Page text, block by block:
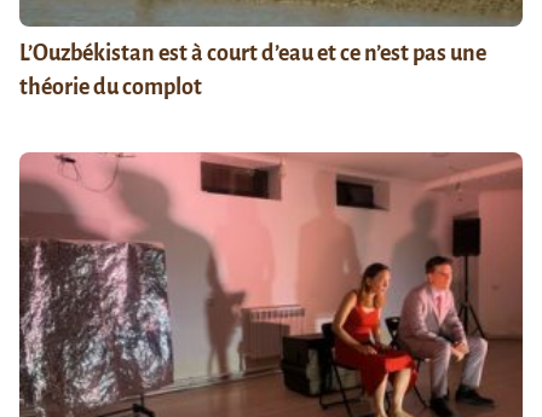
L’Ouzbékistan est à court d’eau et ce n’est pas une
théorie du complot